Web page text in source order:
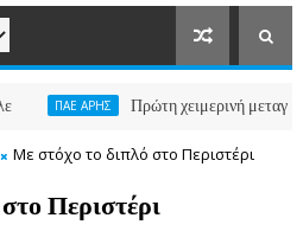
ΑΡΗΣ Πρώτη χειμερινή μεταγραφή για
Με στόχο το διπλό στο Περιστέρι
Περιστέρι